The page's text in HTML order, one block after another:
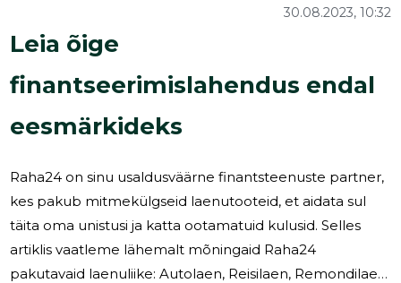
Leia õige
finantseerimislahendus endal
eesmärkideks
30.08.2023, 10:32
Raha24 on sinu usaldusväärne finantsteenuste partner,
kes pakub mitmekülgseid laenutooteid, et aidata sul
täita oma unistusi ja katta ootamatuid kulusid. Selles
artiklis vaatleme lähemalt mõningaid Raha24
pakutavaid laenuliike: Autolaen, Reisilaen, Remondilaen